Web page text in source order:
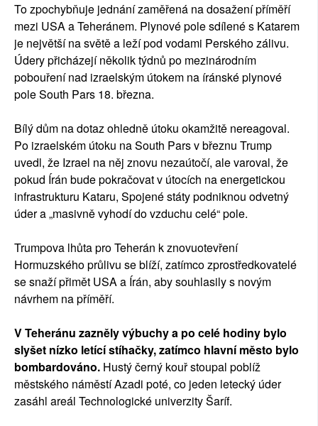
To zpochybňuje jednání zaměřená na dosažení příměří
mezi USA a Teheránem. Plynové pole sdílené s Katarem
je největší na světě a leží pod vodami Perského zálivu.
Údery přicházejí několik týdnů po mezinárodním
pobouření nad izraelským útokem na íránské plynové
pole South Pars 18. března.
Bílý dům na dotaz ohledně útoku okamžitě nereagoval.
Po izraelském útoku na South Pars v březnu Trump
uvedl, že Izrael na něj znovu nezaútočí, ale varoval, že
pokud Írán bude pokračovat v útocích na energetickou
infrastrukturu Kataru, Spojené státy podniknou odvetný
úder a „masivně vyhodí do vzduchu celé“ pole.
Trumpova lhůta pro Teherán k znovuotevření
Hormuzského průlivu se blíží, zatímco zprostředkovatelé
se snaží přimět USA a Írán, aby souhlasily s novým
návrhem na příměří.
V Teheránu zazněly výbuchy a po celé hodiny bylo
slyšet nízko letící stíhačky, zatímco hlavní město bylo
bombardováno. Hustý černý kouř stoupal poblíž
městského náměstí Azadi poté, co jeden letecký úder
zasáhl areál Technologické univerzity Šaríf.